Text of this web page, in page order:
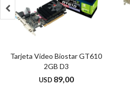
Tarjeta Video Biostar GT610
2GB D3
USD 89,00
